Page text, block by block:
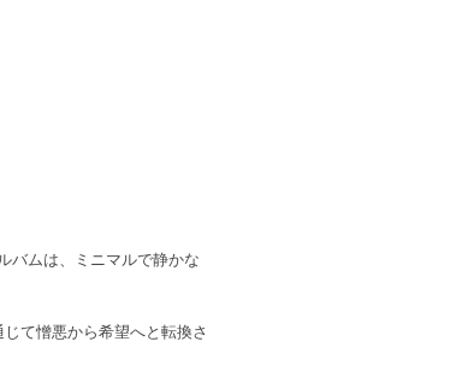
バムは、ミニマルで静かな
て憎悪から希望へと転換さ